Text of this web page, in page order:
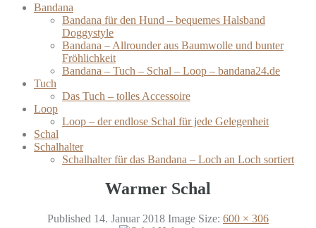
Bandana
Bandana für den Hund – bequemes Halsband
Doggystyle
Bandana – Allrounder aus Baumwolle und bunter
Fröhlichkeit
Bandana – Tuch – Schal – Loop – bandana24.de
Tuch
Das Tuch – tolles Accessoire
Loop
Loop – der endlose Schal für jede Gelegenheit
Schal
Schalhalter
Schalhalter für das Bandana – Loch an Loch sortiert
Warmer Schal
Published 14. Januar 2018 Image Size: 600 × 306